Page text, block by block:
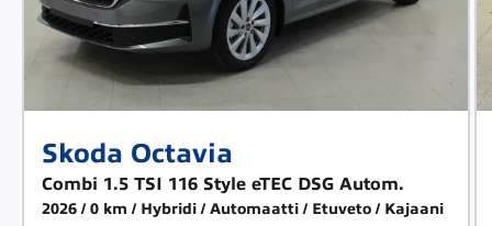
Skoda Octavia
Combi 1.5 TSI 116 Style eTEC DSG Autom.
2026 0 km Hybridi Automaatti Etuveto Kajaani